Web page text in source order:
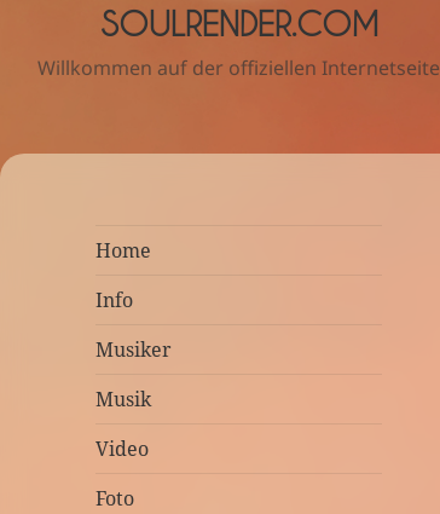
SOULRENDER.COM
Willkommen auf der offiziellen Internetseite
Home
Info
Musiker
Musik
Video
Foto